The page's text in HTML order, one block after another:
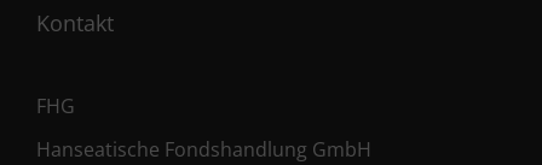
Kontakt
FHG
Hanseatische Fondshandlung GmbH